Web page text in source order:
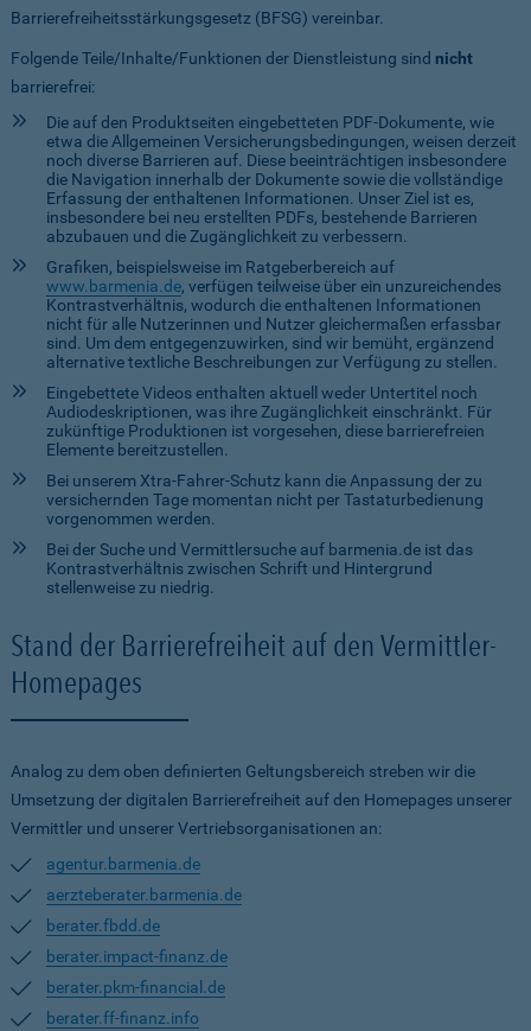
Barrierefreiheitsstärkungsgesetz (BFSG) vereinbar.
Folgende Teile/Inhalte/Funktionen der Dienstleistung sind nicht
barrierefrei:
Die auf den Produktseiten eingebetteten PDF-Dokumente, wie
etwa die Allgemeinen Versicherungsbedingungen, weisen derzeit
noch diverse Barrieren auf. Diese beeinträchtigen insbesondere
die Navigation innerhalb der Dokumente sowie die vollständige
Erfassung der enthaltenen Informationen. Unser Ziel ist es,
insbesondere bei neu erstellten PDFs, bestehende Barrieren
abzubauen und die Zugänglichkeit zu verbessern.
Grafiken, beispielsweise im Ratgeberbereich auf
www.barmenia.de, verfügen teilweise über ein unzureichendes
Kontrastverhältnis, wodurch die enthaltenen Informationen
nicht für alle Nutzerinnen und Nutzer gleichermaßen erfassbar
sind. Um dem entgegenzuwirken, sind wir bemüht, ergänzend
alternative textliche Beschreibungen zur Verfügung zu stellen.
Eingebettete Videos enthalten aktuell weder Untertitel noch
Audiodeskriptionen, was ihre Zugänglichkeit einschränkt. Für
zukünftige Produktionen ist vorgesehen, diese barrierefreien
Elemente bereitzustellen.
Bei unserem Xtra-Fahrer-Schutz kann die Anpassung der zu
versichernden Tage momentan nicht per Tastaturbedienung
vorgenommen werden.
Bei der Suche und Vermittlersuche auf barmenia.de ist das
Kontrastverhältnis zwischen Schrift und Hintergrund
stellenweise zu niedrig.
Stand der Barrierefreiheit auf den Vermittler-
Homepages
Analog zu dem oben definierten Geltungsbereich streben wir die
Umsetzung der digitalen Barrierefreiheit auf den Homepages unserer
Vermittler und unserer Vertriebsorganisationen an:
agentur.barmenia.de
aerzteberater.barmenia.de
berater.fbdd.de
berater.impact-finanz.de
berater.pkm-financial.de
berater.ff-finanz.info